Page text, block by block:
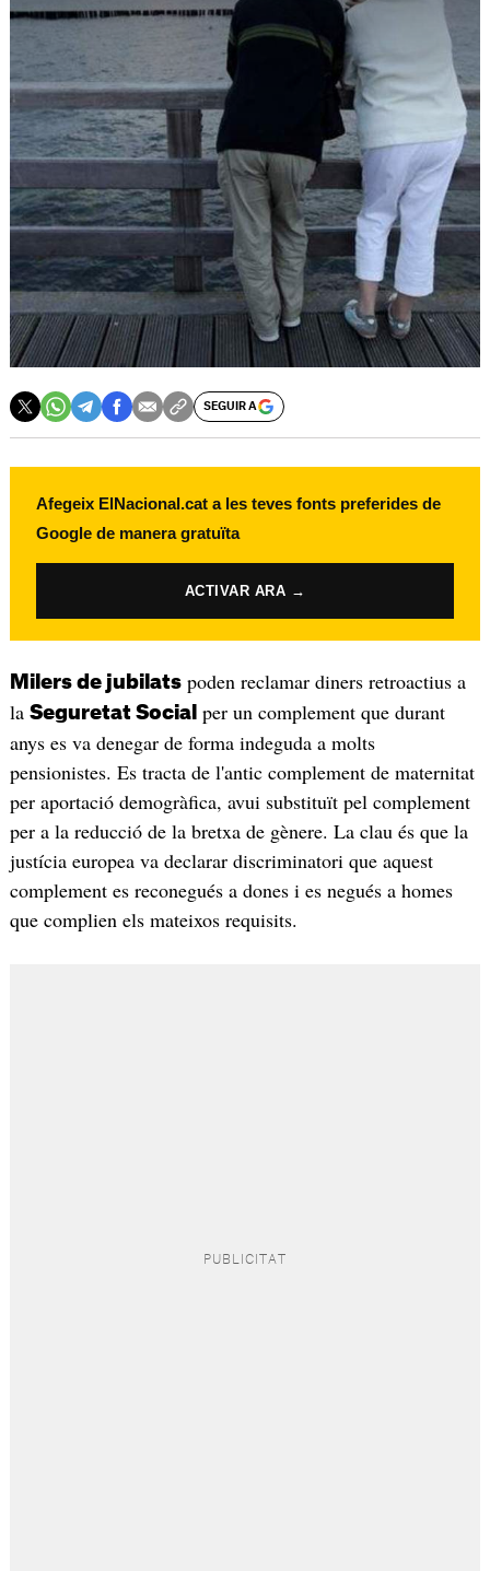
SEGUIR A
Afegeix ElNacional.cat a les teves fonts preferides de
Google de manera gratuïta
ACTIVAR ARA →
Milers de jubilatspoden reclamar diners retroactius a
la Seguretat Social per un complement que durant
anys es va denegar de forma indeguda a molts
pensionistes. Es tracta de l'antic complement de maternitat
per aportació demogràfica, avui substituït pel complement
per a la reducció de la bretxa de gènere. La clau és que la
justícia europea va declarar discriminatori que aquest
complement es reconegués a dones i es negués a homes
que complien els mateixos requisits.